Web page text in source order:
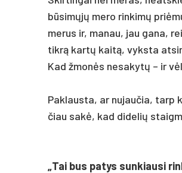
būsimųjų me­ro rin­kimų
me­rus ir, ma­nau, jau ga­na,
tikrą kartų kaitą, vyks­ta
Kad žmonės ne­sa­kytų – ir
Pak­laus­ta, ar nu­jau­čia, tarp
čiau sakė, kad di­de­lių
„Tai bus pa­tys sun­kiau­si